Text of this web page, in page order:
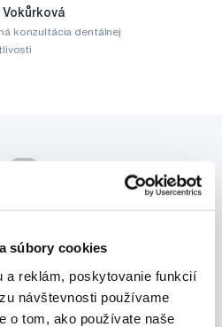
súbory cookies
a reklám, poskytovanie funkcií
návštevnosti používame
o tom, ako používate naše
Vokůrková
konzultácia dentálnej
Odebírat